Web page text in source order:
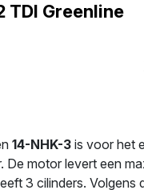
TDI Greenline
14-NHK-3 is voor het
De motor levert een
3 cilinders.